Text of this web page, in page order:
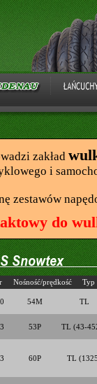
zakład
i
zestawów
do
Nośność/prędkość Typ
54M TL
53P TL (43-
60P TL